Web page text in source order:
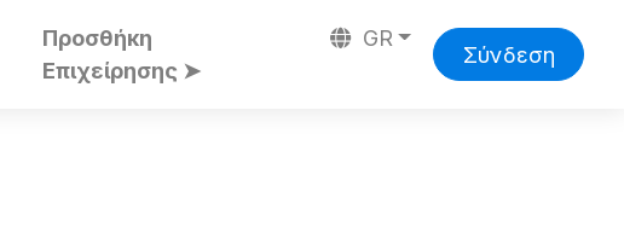
Προσθήκη
Επιχείρησης ➤
GR
Σύνδεση